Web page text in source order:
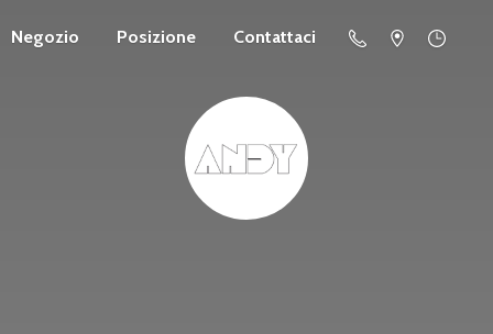
Negozio Posizione Contattaci